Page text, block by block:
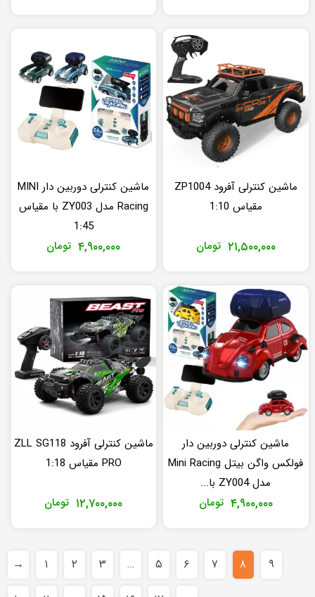
ماشین کنترلی آفرود ZP1004
مقیاس 1:10
۲۱,۵۰۰,۰۰۰ تومان
ماشین کنترلی دوربین دار MINI
Racing مدل ZY003 با مقیاس
1:45
۴,۹۰۰,۰۰۰ تومان
ماشین کنترلی دوربین دار
فولکس واگن بیتل Mini Racing
مدل ZY004 با...
۴,۹۰۰,۰۰۰ تومان
ماشین کنترلی آفرود ZLL SG118
PRO مقیاس 1:18
۱۲,۷۰۰,۰۰۰ تومان
→ ۱ ۲ ۳ … ۵ ۶ ۷ ۸
۹